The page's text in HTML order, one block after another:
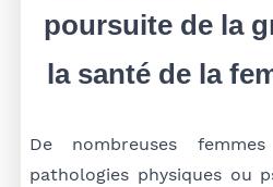
poursuite de la
la santé de la
De nombreuses
pathologies physiques ou